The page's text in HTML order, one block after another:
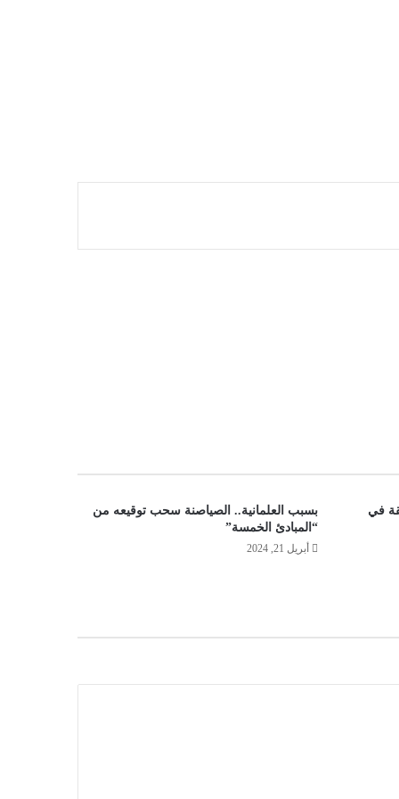
في
بسبب العلمانية.. الصياصنة سحب توقيعه من
“المبادئ الخمسة”
أبريل 21, 2024